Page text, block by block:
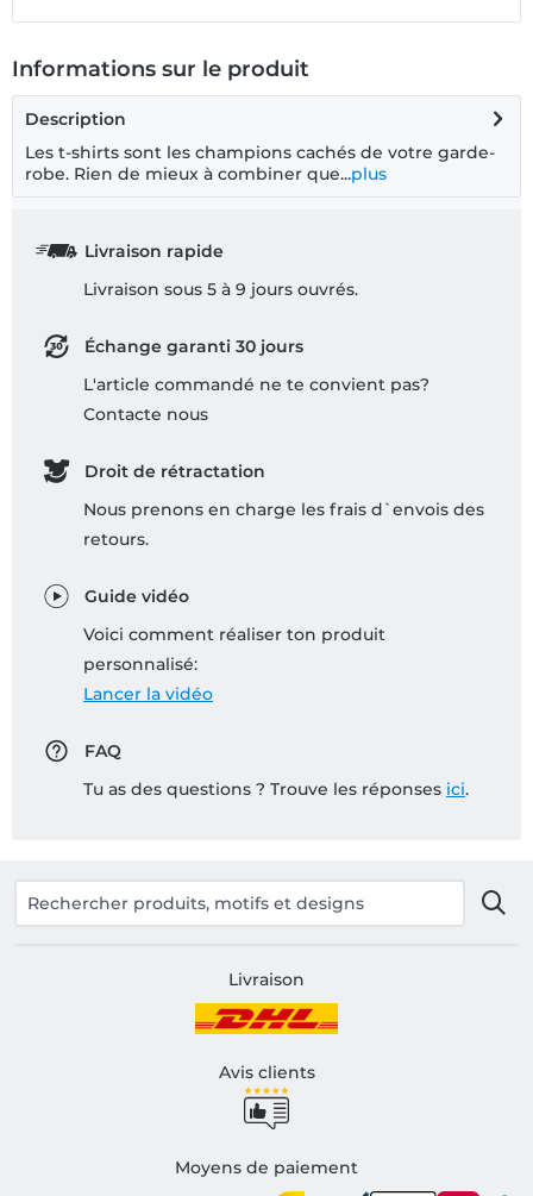
Informations sur le produit
Description
Les t-shirts sont les champions cachés de votre garde-
robe. Rien de mieux à combiner que...plus
Livraison rapide
Livraison sous 5 à 9 jours ouvrés.
Échange garanti 30 jours
L'article commandé ne te convient pas?
Contacte nous
Droit de rétractation
Nous prenons en charge les frais d`envois des
retours.
Guide vidéo
Voici comment réaliser ton produit
personnalisé:
Lancer la vidéo
FAQ
Tu as des questions ? Trouve les réponses ici.
Livraison
Avis clients
Moyens de paiement